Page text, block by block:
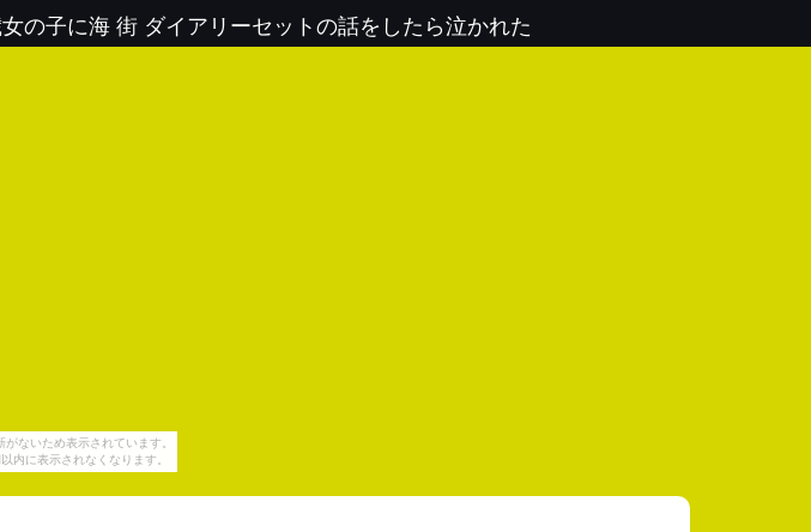
ないため表示されています。
内に表示されなくなります。
の子に海 街 ダイアリーセットの話をしたら泣かれた